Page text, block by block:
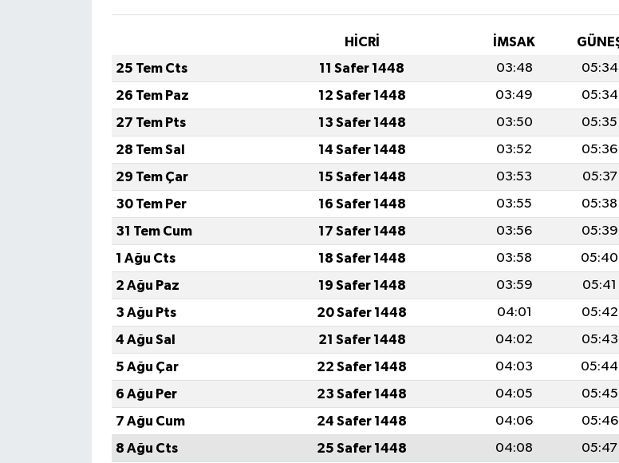
HİCRİ İMSAK
25 Tem Cts
11 Safer 1448 03:48 05:34
26 Tem Paz
12 Safer 1448 03:49 05:34
27 Tem Pts
13 Safer 1448 03:50 05:35
28 Tem Sal
14 Safer 1448 03:52 05:36
29 Tem Çar
15 Safer 1448 03:53 05:37
30 Tem Per
16 Safer 1448 03:55 05:38
31 Tem Cum
17 Safer 1448 03:56 05:39
1 Ağu Cts
18 Safer 1448 03:58 05:40
2 Ağu Paz
19 Safer 1448 03:59 05:41
3 Ağu Pts
20 Safer 1448 04:01 05:42
4 Ağu Sal
21 Safer 1448 04:02 05:43
5 Ağu Çar
22 Safer 1448 04:03 05:44
6 Ağu Per
23 Safer 1448 04:05 05:45
7 Ağu Cum
24 Safer 1448 04:06 05:46
8 Ağu Cts
25 Safer 1448 04:08 05:47